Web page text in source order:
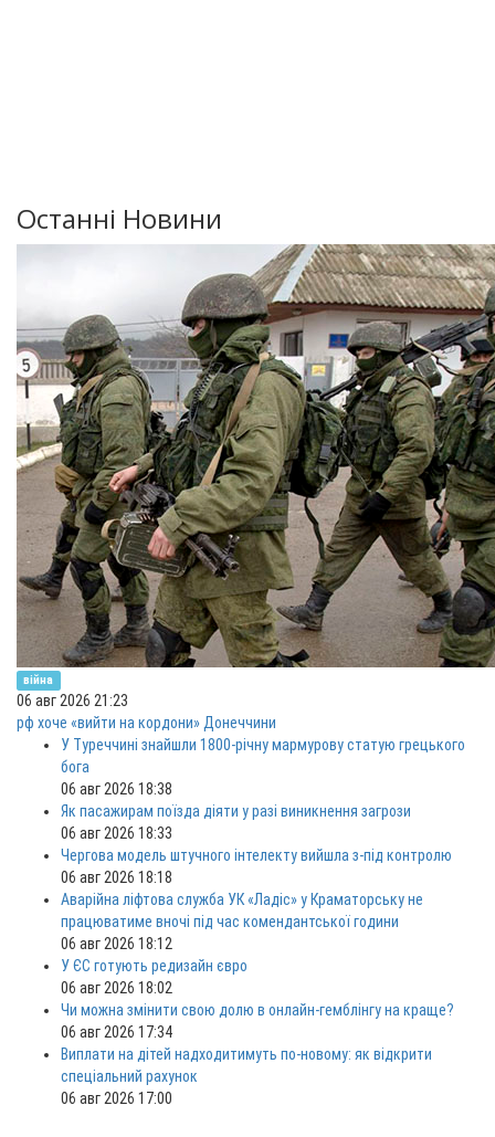
Останні Новини
війна
06 авг 2026 21:23
рф хоче «вийти на кордони» Донеччини
У Туреччині знайшли 1800-річну мармурову статую грецького
бога
06 авг 2026 18:38
Як пасажирам поїзда діяти у разі виникнення загрози
06 авг 2026 18:33
Чергова модель штучного інтелекту вийшла з-під контролю
06 авг 2026 18:18
Аварійна ліфтова служба УК «Ладіс» у Краматорську не
працюватиме вночі під час комендантської години
06 авг 2026 18:12
У ЄС готують редизайн євро
06 авг 2026 18:02
Чи можна змінити свою долю в онлайн-гемблінгу на краще?
06 авг 2026 17:34
Виплати на дітей надходитимуть по-новому: як відкрити
спеціальний рахунок
06 авг 2026 17:00